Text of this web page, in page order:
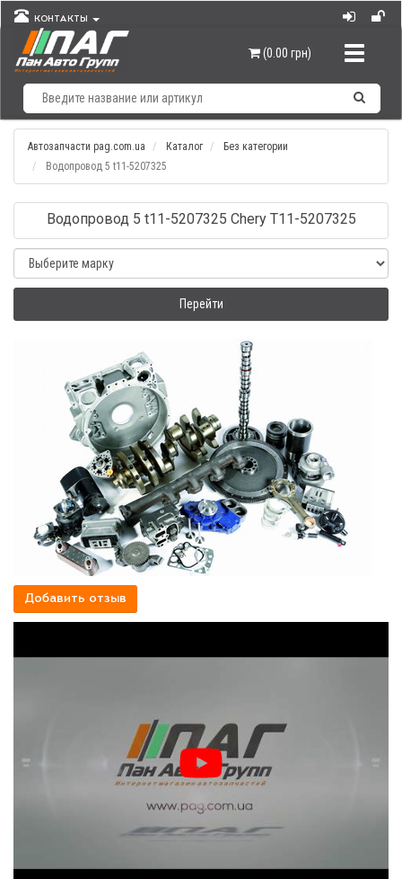
КОНТАКТЫ
(0.00 грн)
Автозапчасти pag.com.ua Каталог
Без категории
Водопровод 5 t11-5207325
Водопровод 5 t11-5207325 Chery T11-5207325
Перейти
Добавить отзыв